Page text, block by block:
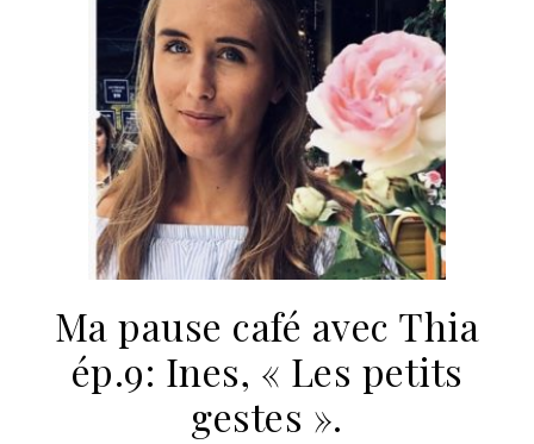
Ma pause café avec Thia
ép.9: Ines, « Les petits
gestes ».